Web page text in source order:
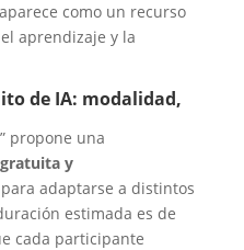
como un recurso
aprendizaje y la
de IA: modalidad,
propone una
y
adaptarse a distintos
estimada es de
cada participante